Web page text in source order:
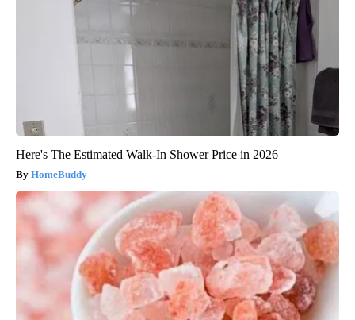
Here's The Estimated Walk-In Shower Price in 2026
HomeBuddy